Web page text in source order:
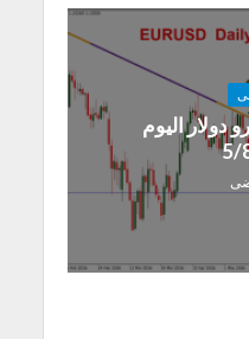
دولار اليوم
5/